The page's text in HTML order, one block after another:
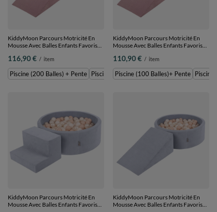
KiddyMoon Parcours Motricité En
Mousse Avec Balles Enfants Favorise
pastel/blanc/perle/gris, Piscine (200
Balles) + Pente
116,90 € / item
Piscine (200 Balles) + Pente Piscine (100 Balles)+ Pente
KiddyMoon Parcours Motricité En
Mousse Avec Balles Enfants Favorise
pastel/blanc/menthe/rose poudré,
Piscine (100 Balles)+ Pente
110,90 € / item
Piscine (100 Balles)+ Pente Piscine
KiddyMoon Parcours Motricité En
Mousse Avec Balles Enfants Favorise
KiddyMoon Parcours Motricité En
Mousse Avec Balles Enfants Favorise